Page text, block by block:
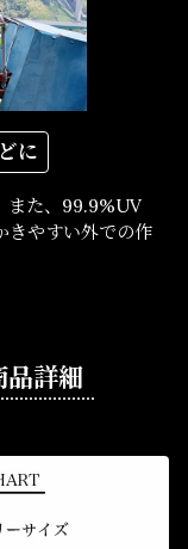
に
また、99.9%UV
きやすい外での作
詳細